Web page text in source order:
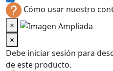
Cómo usar nuestro
×
×
Debe iniciar sesión para
de este producto.